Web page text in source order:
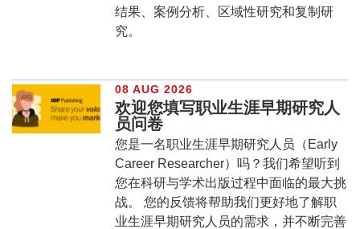
结果、案例分析、区域性研究和复制研
究。
08 AUG 2026
欢迎您填写职业生涯早期研究人
员问卷
您是一名职业生涯早期研究人员（Early
Career Researcher）吗？我们希望听到
您在科研与学术出版过程中面临的最大挑
战。 您的反馈将帮助我们更好地了解职
业生涯早期研究人员的需求，并不断完善